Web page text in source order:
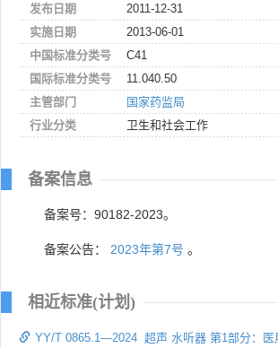
发布日期
2011-12-31
实施日期
2013-06-01
中国标准分类号
C41
国际标准分类号
11.040.50
主管部门
国家药监局
行业分类
卫生和社会工作
备案信息
备案号：90182-2023。
备案公告： 2023年第7号 。
相近标准(计划)
YY/T 0865.1—2024 超声 水听器 第1部分：医